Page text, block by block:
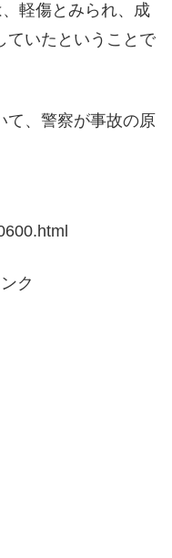
軽傷とみられ、成
ていたということで
て、警察が事故の原
ク